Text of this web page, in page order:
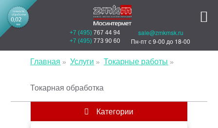
+7 (495) 767 44 94
+7 (495) 773 90 60
sale@zmkmsk.ru
Пн-пт с 9-00 до 18-00
Главная Услуги Токарные работы
Токарная обработка
Категории